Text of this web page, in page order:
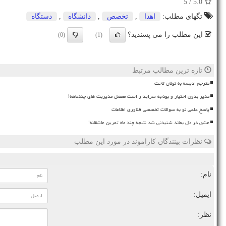
5.0
/ 5
تگهای مطلب:
اهدا تخصص دانشگاه دستگاه
این مطلب را می پسندید؟ (1)
(0)
تازه ترین مطالب مرتبط
مترجم ادیسه به نولان تاخت
مدیر بدون اختیار و بودجه سرایدار است معضل مدیریت های چندماهه!
پاسخ علمی نو به سوالات تخصصی فناوری اطلاعات
عشق در دل بماند شنیدنی شد نتیجه چند ماه تمرین عاشقانه!
نظرات بینندگان کاراموند در مورد این مطلب
نام:
ایمیل:
نظر: